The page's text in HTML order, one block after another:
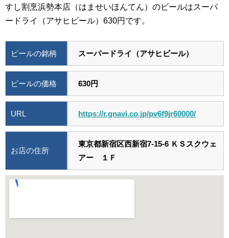
すし割烹浜勢本店（はませいほんてん）のビールはスーパ
ードライ（アサヒビール）630円です。
ビールの銘柄 スーパードライ（アサヒビール）
ビールの価格 630円
URL https://r.gnavi.co.jp/pv6f9jr60000/
お店の住所
東京都新宿区西新宿7-15-6 ＫＳスクウェ
アー １Ｆ